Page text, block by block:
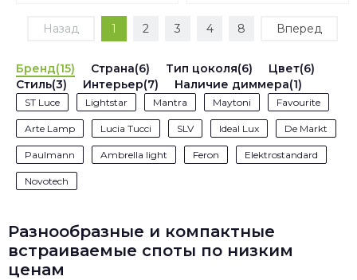
Назад 1 2 3 4 8 Вперед
Бренд(15) Страна(6) Тип цоколя(6)
Цвет(6)
Стиль(3)
Интерьер(7) Наличие диммера(1)
ST Luce Lightstar Mantra Maytoni Favourite
Arte Lamp Lucia Tucci SLV Ideal Lux De Markt
Paulmann Ambrella light Feron Elektrostandard
Novotech
Разнообразные и компактные
встраиваемые споты по низким
ценам